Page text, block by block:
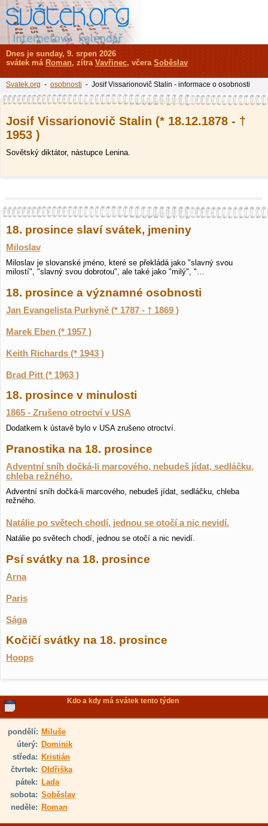
Josif Vissarionovič Stalin (* 18.12.1878 - †
1953 )
Sovětský diktátor, nástupce Lenina.
18. prosince slaví svátek, jmeniny
Miloslav
Miloslav je slovanské jméno, které se překládá jako "slavný svou
milostí", "slavný svou dobrotou", ale také jako "milý", "…
18. prosince a významné osobnosti
Jan Evangelista Purkyně (* 1787 - † 1869 )
Marek Eben (* 1957 )
Keith Richards (* 1943 )
Brad Pitt (* 1963 )
18. prosince v minulosti
1865 - Zrušeno otroctví v USA
Dodatkem k ústavě bylo v USA zrušeno otroctví.
Pranostika na 18. prosince
Adventní sníh dočká-li marcového, nebudeš jídat, sedláčku,
chleba režného.
Adventní sníh dočká-li marcového, nebudeš jídat, sedláčku, chleba
režného.
Natálie po světech chodí, jednou se otočí a nic nevidí.
Natálie po světech chodí, jednou se otočí a nic nevidí.
Psí svátky na 18. prosince
Arna
Paris
Sága
Kočičí svátky na 18. prosince
Hoops
Kdo a kdy má svátek tento týden
pondělí: Miluše
úterý: Dominik
středa: Kristián
čtvrtek: Oldřiška
pátek: Lada
sobota: Soběslav
neděle: Roman
Dnes je sunday, 9. srpen 2026
svátek má Roman, zítra Vavřinec, včera Soběslav
Svatek.org - osobnosti - Josif Vissarionovič Stalin - informace o osobnosti